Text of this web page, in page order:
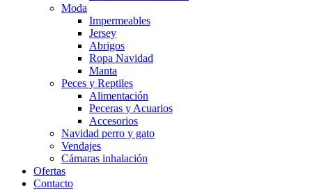
Moda
Impermeables
Jersey
Abrigos
Ropa Navidad
Manta
Peces y Reptiles
Alimentación
Peceras y Acuarios
Accesorios
Navidad perro y gato
Vendajes
Cámaras inhalación
Ofertas
Contacto